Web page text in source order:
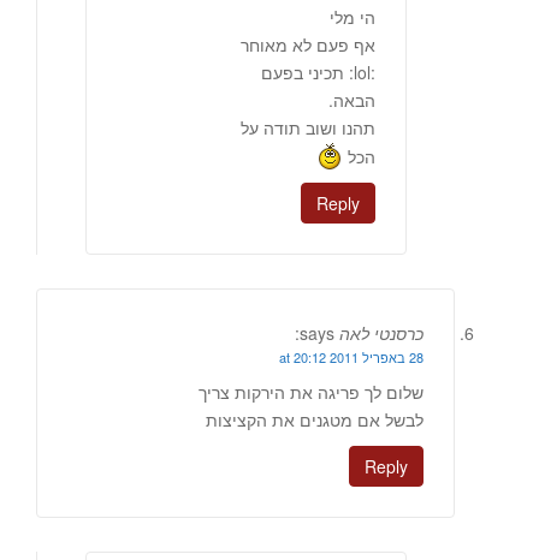
הי מלי
אף פעם לא מאוחר
:lol: תכיני בפעם
הבאה.
תהנו ושוב תודה על
הכל
Reply
כרסנטי לאה says:
28 באפריל 2011 at 20:12
שלום לך פריגה את הירקות צריך
לבשל אם מטגנים את הקציצות
Reply